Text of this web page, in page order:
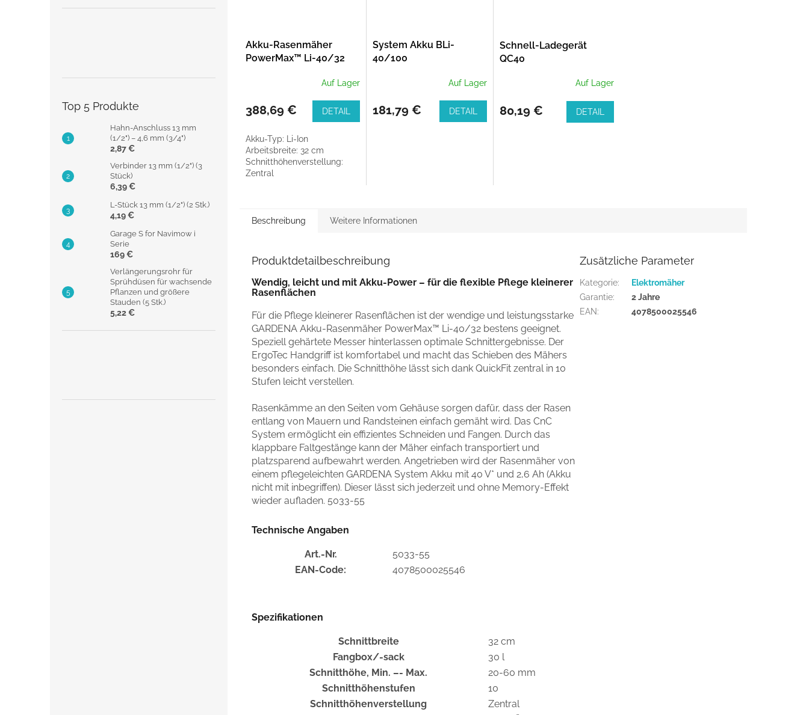
Top 5 Produkte
Hahn-Anschluss 13 mm
(1/2") – 4,6 mm (3/4")
2,87 €
Verbinder 13 mm (1/2") (3
Stück)
6,39 €
L-Stück 13 mm (1/2") (2 Stk.)
4,19 €
Garage S for Navimow i
Serie
169 €
Verlängerungsrohr für
Sprühdüsen für wachsende
Pflanzen und größere
Stauden (5 Stk.)
5,22 €
Akku-Rasenmäher
PowerMax™ Li-40/32
Auf Lager
388,69 € DETAIL
Akku-Typ: Li-Ion
Arbeitsbreite: 32 cm
Schnitthöhenverstellung:
Zentral
System Akku BLi-
40/100
Auf Lager
181,79 € DETAIL
Schnell-Ladegerät
QC40
Auf Lager
80,19 € DETAIL
Beschreibung Weitere Informationen
Produktdetailbeschreibung
Wendig, leicht und mit Akku-Power – für die flexible Pflege kleinerer
Rasenflächen
Für die Pflege kleinerer Rasenflächen ist der wendige und leistungsstarke
GARDENA Akku-Rasenmäher PowerMax™ Li-40/32 bestens geeignet.
Speziell gehärtete Messer hinterlassen optimale Schnittergebnisse. Der
ErgoTec Handgriff ist komfortabel und macht das Schieben des Mähers
besonders einfach. Die Schnitthöhe lässt sich dank QuickFit zentral in 10
Stufen leicht verstellen.
Rasenkämme an den Seiten vom Gehäuse sorgen dafür, dass der Rasen
entlang von Mauern und Randsteinen einfach gemäht wird. Das CnC
System ermöglicht ein effizientes Schneiden und Fangen. Durch das
klappbare Faltgestänge kann der Mäher einfach transportiert und
platzsparend aufbewahrt werden. Angetrieben wird der Rasenmäher von
einem pflegeleichten GARDENA System Akku mit 40 V* und 2,6 Ah (Akku
nicht mit inbegriffen). Dieser lässt sich jederzeit und ohne Memory-Effekt
wieder aufladen. 5033-55
Technische Angaben
Art.-Nr.
5033-55
EAN-Code:
4078500025546
Spezifikationen
Schnittbreite
32 cm
Fangbox/-sack
30 l
Schnitthöhe, Min. –- Max.
20-60 mm
Schnitthöhenstufen
10
Schnitthöhenverstellung
Zentral
Zusätzliche Parameter
Kategorie:
Elektromäher
Garantie:
2 Jahre
EAN: 4078500025546